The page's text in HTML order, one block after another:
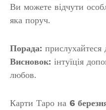
Ви можете відчути
яка поруч.
Порада: прислухайтеся
Висновок: інтуїція
любов.
Карти Таро на 6